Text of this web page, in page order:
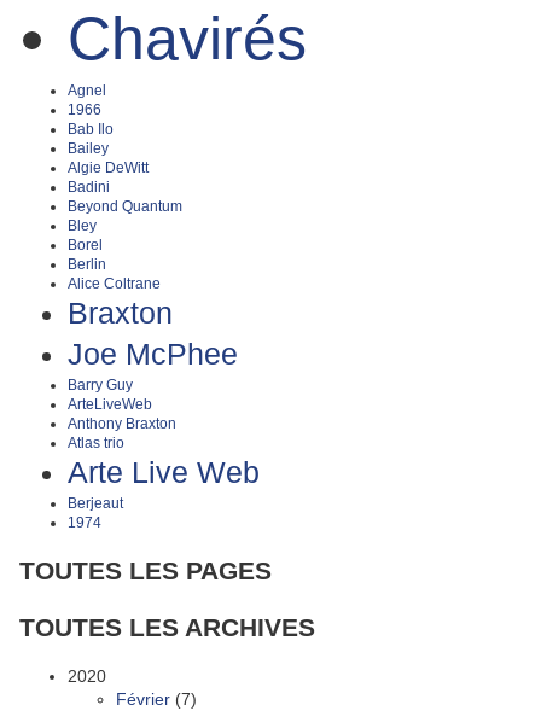
Chavirés
Agnel
1966
Bab Ilo
Bailey
Algie DeWitt
Badini
Beyond Quantum
Bley
Borel
Berlin
Alice Coltrane
Braxton
Joe McPhee
Barry Guy
ArteLiveWeb
Anthony Braxton
Atlas trio
Arte Live Web
Berjeaut
1974
TOUTES LES PAGES
TOUTES LES ARCHIVES
2020
Février (7)